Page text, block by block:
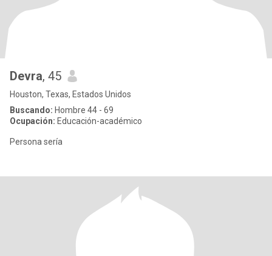
Devra, 45
Houston, Texas, Estados Unidos
Buscando: Hombre 44 - 69
Ocupación: Educación-académico
Persona sería